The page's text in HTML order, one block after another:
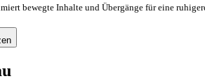
bewegte Inhalte und Übergänge für eine